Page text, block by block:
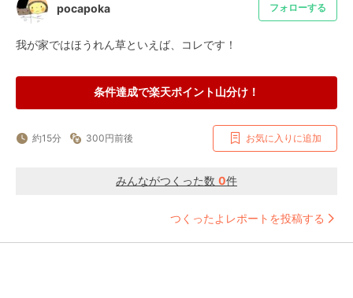
pocapoka フォローする
我が家ではほうれん草といえば、コレです！
条件達成で楽天ポイント山分け！
約15分 300円前後 お気に入りに追加
みんながつくった数 0件
つくったよレポートを投稿する